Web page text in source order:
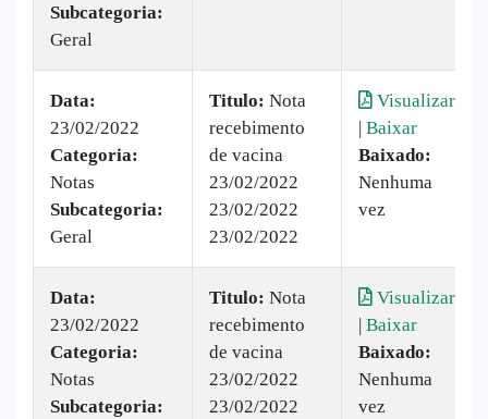
Subcategoria:
Geral
Data:
23/02/2022
Categoria:
Notas
Subcategoria:
Geral
Titulo: Nota
recebimento
de vacina
23/02/2022
23/02/2022
23/02/2022
Visualizar
| Baixar
Baixado:
Nenhuma
vez
Data:
23/02/2022
Categoria:
Notas
Subcategoria:
Titulo: Nota
recebimento
de vacina
23/02/2022
23/02/2022
Visualizar
| Baixar
Baixado:
Nenhuma
vez